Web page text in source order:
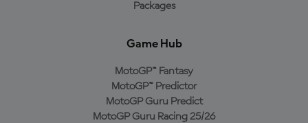
Packages
Game Hub
MotoGP™ Fantasy
MotoGP™ Predictor
MotoGP Guru Predict
MotoGP Guru Racing 25/26